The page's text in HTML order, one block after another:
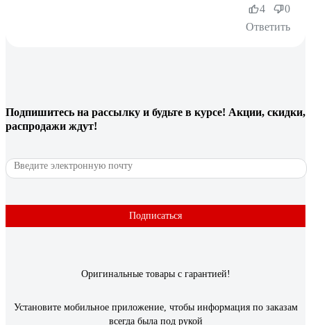
Ответить
4 0
Подпишитесь на рассылку и будьте в курсе! Акции, скидки,
распродажи ждут!
Подписаться
Оригинальные товары с гарантией!
Установите мобильное приложение, чтобы информация по заказам
всегда была под рукой